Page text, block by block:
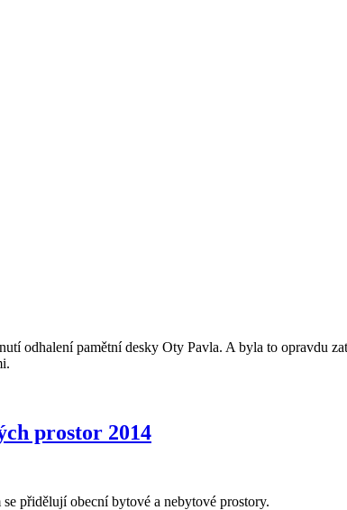
odhalení pamětní desky Oty Pavla. A byla to opravdu
prostor 2014
přidělují obecní bytové a nebytové prostory.